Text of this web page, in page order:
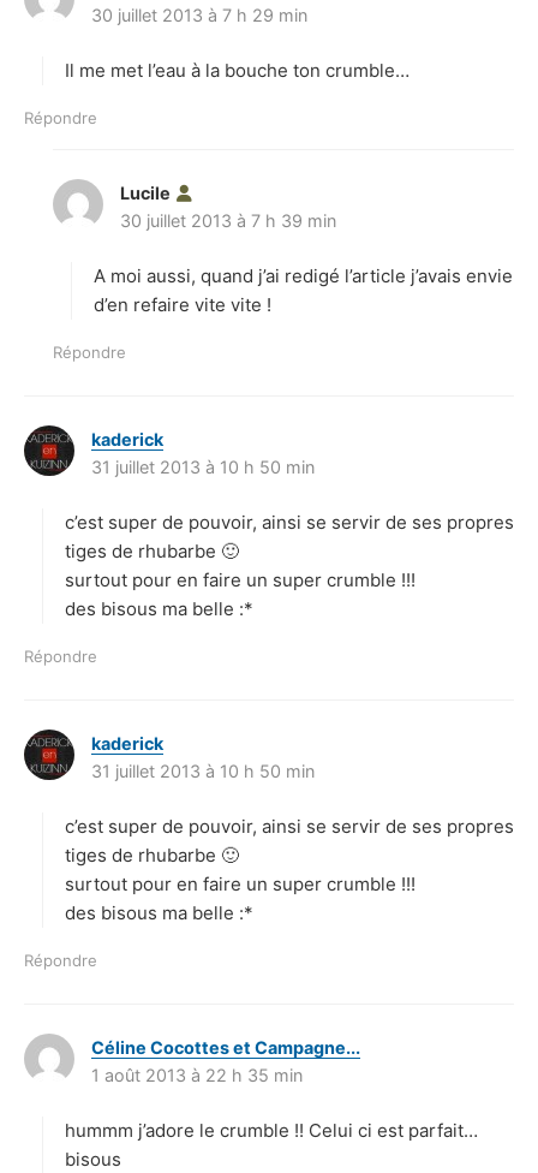
i
30 juillet 2013 à 7 h 29 min
Il me met l’eau à la bouche ton crumble…
Répondre
Lucile
i
:
30 juillet 2013 à 7 h 39 min
A moi aussi, quand j’ai redigé l’article j’avais envie
d’en refaire vite vite !
Répondre
kaderick
i
:
31 juillet 2013 à 10 h 50 min
c’est super de pouvoir, ainsi se servir de ses propres
tiges de rhubarbe 🙂
surtout pour en faire un super crumble !!!
des bisous ma belle :*
Répondre
kaderick
i
:
31 juillet 2013 à 10 h 50 min
c’est super de pouvoir, ainsi se servir de ses propres
tiges de rhubarbe 🙂
surtout pour en faire un super crumble !!!
des bisous ma belle :*
Répondre
Céline Cocottes et Campagne...
1 août 2013 à 22 h 35 min
hummm j’adore le crumble !! Celui ci est parfait…
bisous